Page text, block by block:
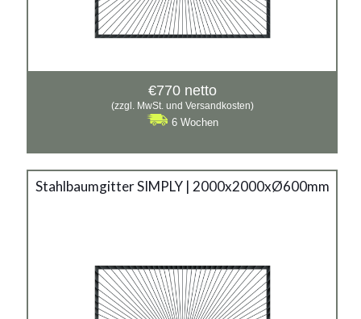
€770 netto
(zzgl. MwSt. und Versandkosten)
6 Wochen
Stahlbaumgitter SIMPLY | 2000x2000xØ600mm